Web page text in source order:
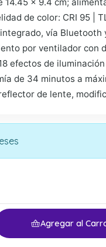
14.45 x 9.4 cm;
de color: CRI 95 |
vía Bluetooth
por ventilador con
efectos de
de 34 minutos a
de lente,
Agregar al